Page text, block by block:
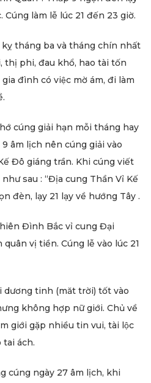
Cúng làm lễ lúc 21 đến 23 giờ.
tháng ba và tháng chín nhất
thị phi, đau khổ, hao tài tốn
đình có việc mờ ám, đi làm
cúng giải hạn mỗi tháng hay
âm lịch nên cúng giải vào
Đô giáng trần. Khi cúng viết
sau : “Địa cung Thần Vỉ Kế
đèn, lạy 21 lạy về hướng Tây .
Đình Bắc vỉ cung Đại
vị tiền. Cúng lễ vào lúc 21
dương tinh (măt trời) tốt vào
không hợp nữ giới. Chủ về
giới gặp nhiều tin vui, tài lộc
ách.
cúng ngày 27 âm lịch, khi